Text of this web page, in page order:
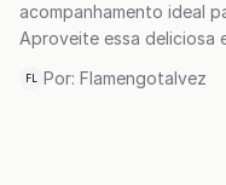
acompanhamento ideal
Aproveite essa deliciosa
FL Por: Flamengotalvez